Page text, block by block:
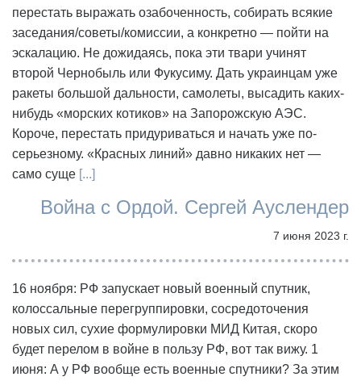
перестать выражать озабоченность, собирать всякие
заседания/советы/комиссии, а конкретно — пойти на
эскалацию. Не дожидаясь, пока эти твари учинят
второй Чернобыль или Фукусиму. Дать украинцам уже
ракеты большой дальности, самолеты, высадить каких-
нибудь «морских котиков» на Запорожскую АЭС.
Короче, перестать придуриваться и начать уже по-
серьезному. «Красных линий» давно никаких нет —
само суще [...]
Война с Ордой. Сергей Ауслендер
7 июня 2023 г.
16 ноября: РФ запускает новый военный спутник,
колоссальные перегруппировки, сосредоточения
новых сил, сухие формулировки МИД Китая, скоро
будет перелом в войне в пользу РФ, вот так вижу. 1
июня: А у РФ вообще есть военные спутники? За этим